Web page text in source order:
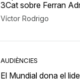
3Cat sobre Ferran
Víctor Rodrigo
AUDIÈNCIES
El Mundial dona el